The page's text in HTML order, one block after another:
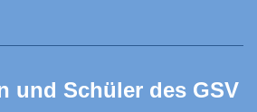
und Schüler des GSV